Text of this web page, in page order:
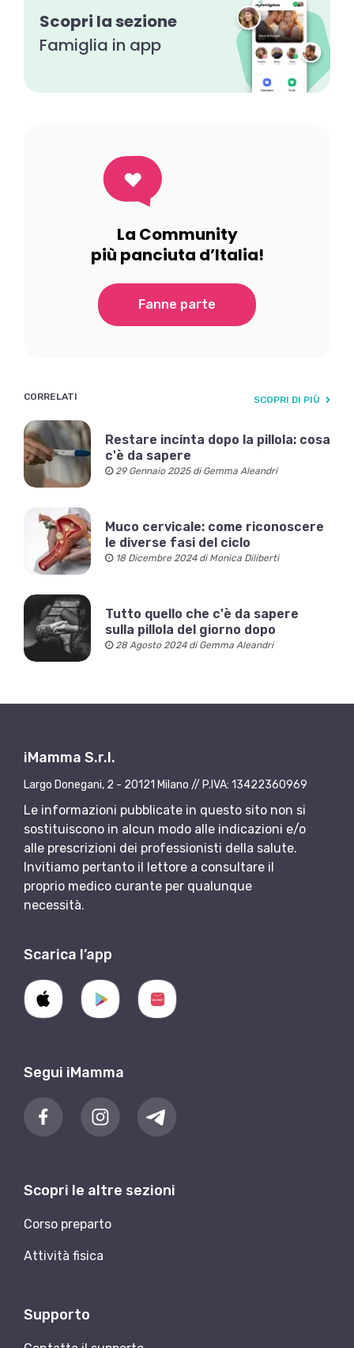
Scopri la sezione
Famiglia in app
La Community
più panciuta d’Italia!
Fanne parte
CORRELATI SCOPRI DI PIÙ
Restare incinta dopo la pillola: cosa
c'è da sapere
29 Gennaio 2025 di Gemma Aleandri
Muco cervicale: come riconoscere
le diverse fasi del ciclo
18 Dicembre 2024 di Monica Diliberti
Tutto quello che c'è da sapere
sulla pillola del giorno dopo
28 Agosto 2024 di Gemma Aleandri
iMamma S.r.l.
Largo Donegani, 2 - 20121 Milano // P.IVA: 13422360969
Le informazioni pubblicate in questo sito non si
sostituiscono in alcun modo alle indicazioni e/o
alle prescrizioni dei professionisti della salute.
Invitiamo pertanto il lettore a consultare il
proprio medico curante per qualunque
necessità.
Scarica l’app
Segui iMamma
Scopri le altre sezioni
Corso preparto
Attività fisica
Supporto